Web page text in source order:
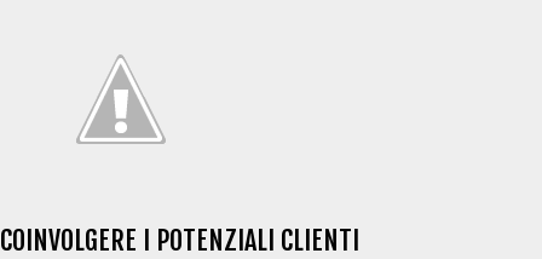
COINVOLGERE I POTENZIALI CLIENTI